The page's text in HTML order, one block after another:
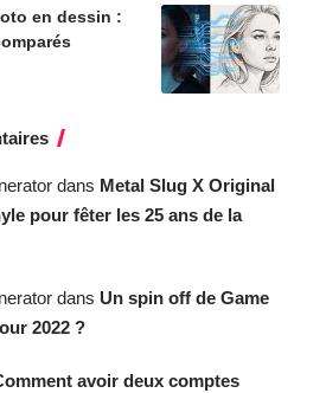
en dessin :
dans Metal Slug X Original
pour fêter les 25 ans de la
dans Un spin off de Game
2022 ?
avoir deux comptes